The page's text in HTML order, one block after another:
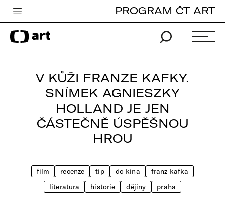
Česká televize
Zpravodajství
Vše o ČT
PROGRAM ČT ART
V KŮŽI FRANZE KAFKY.
SNÍMEK AGNIESZKY
HOLLAND JE JEN
ČÁSTEČNĚ ÚSPĚŠNOU
HROU
film recenze tip do kina
franz kafka
literatura
historie dějiny praha